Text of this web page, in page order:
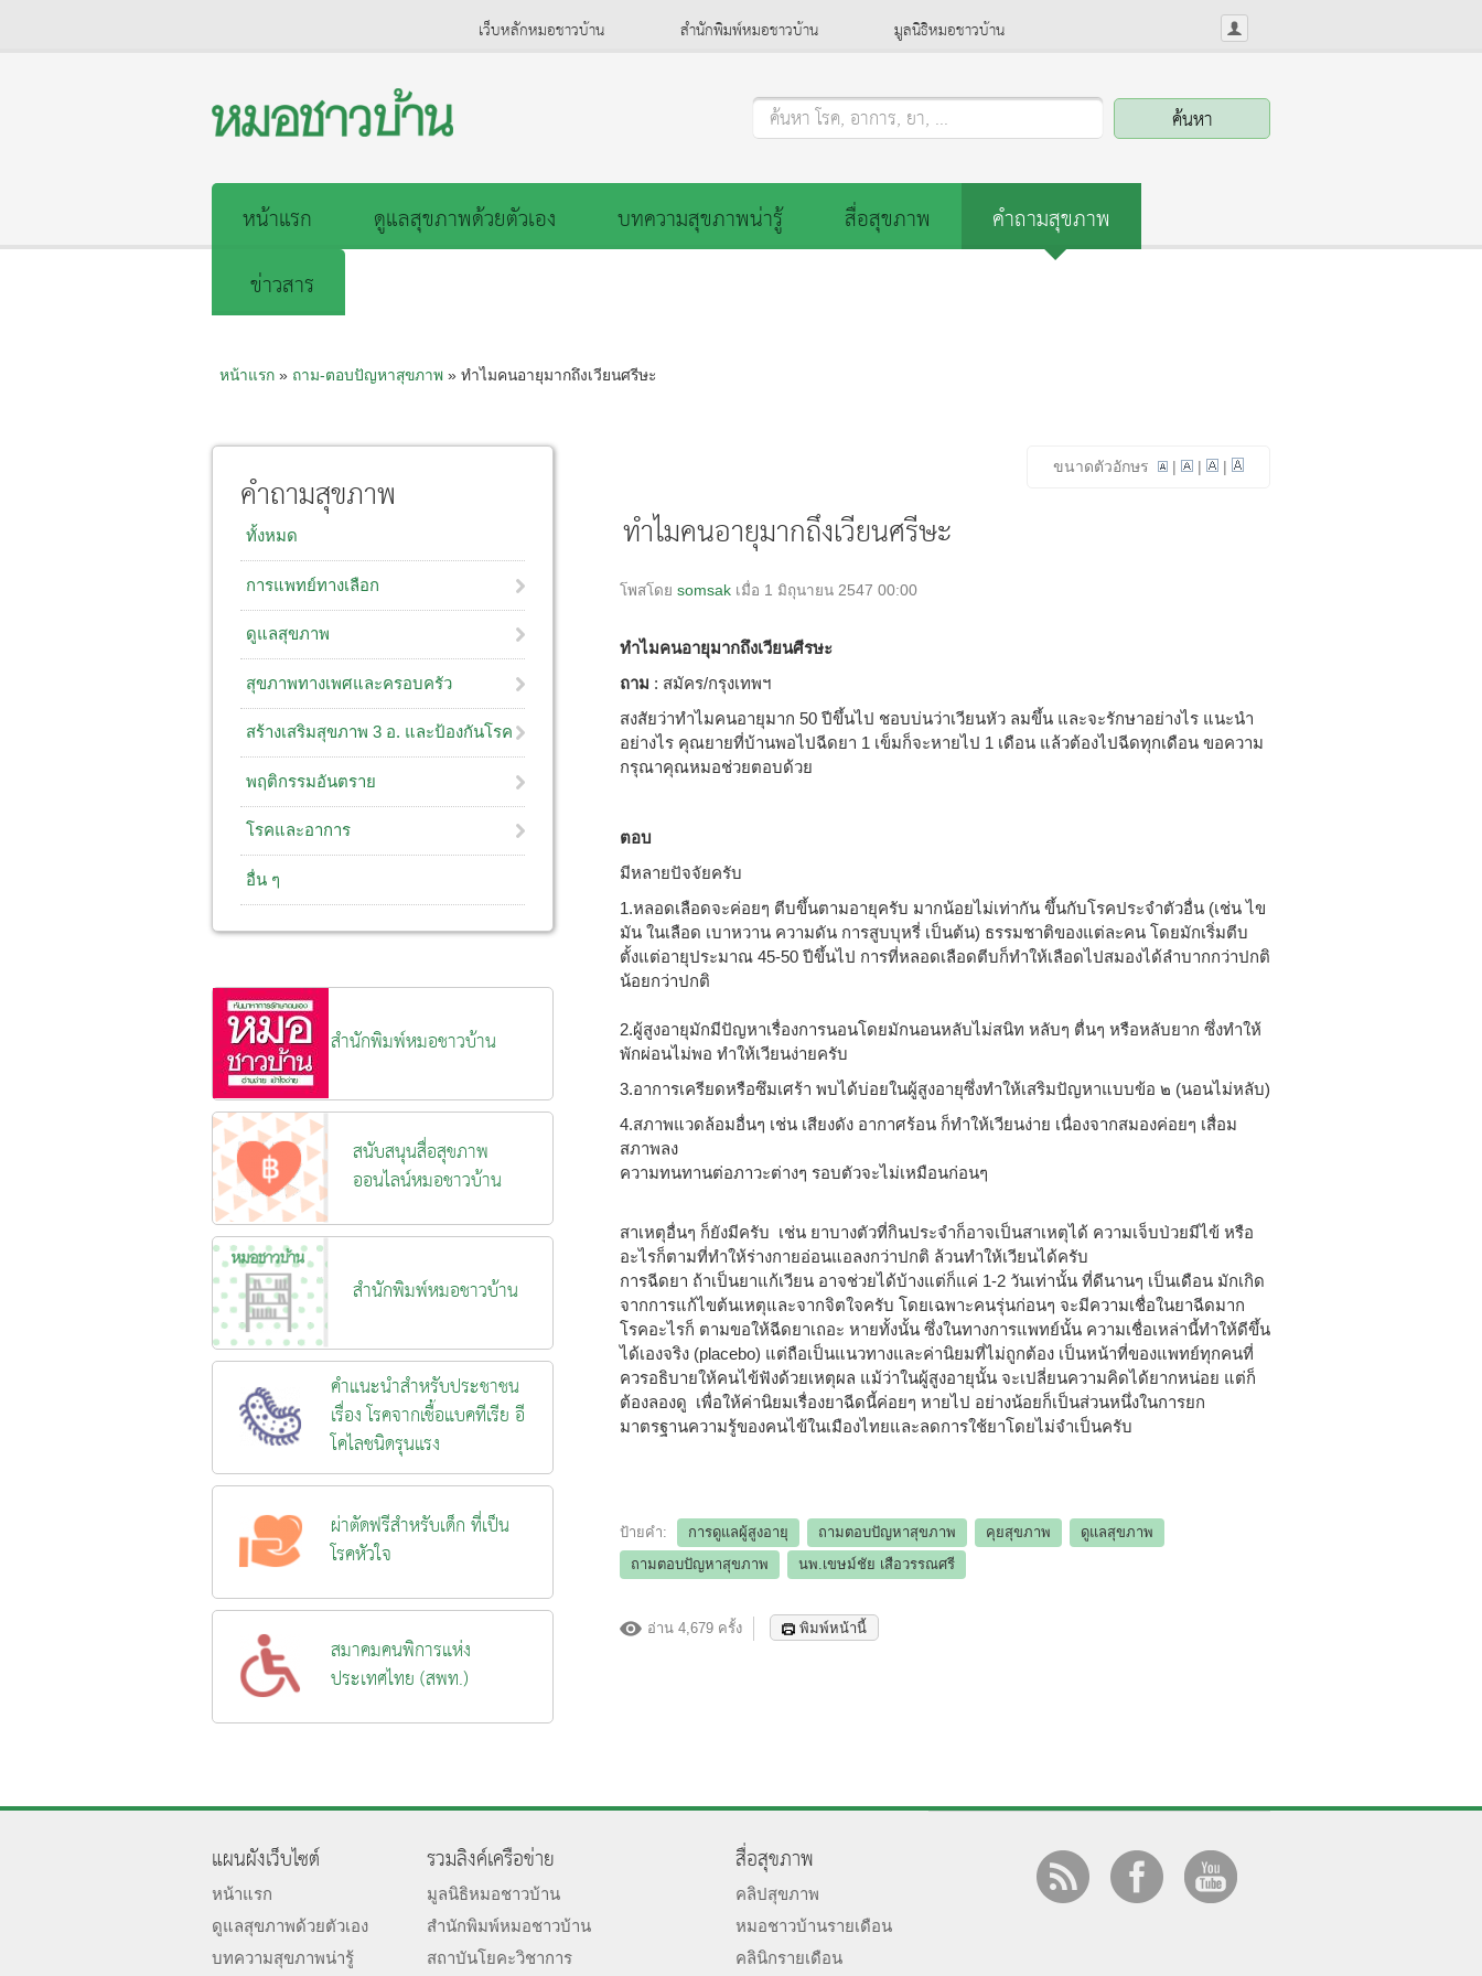
เว็บหลักหมอชาวบ้าน สำนักพิมพ์หมอชาวบ้าน มูลนิธิหมอชาวบ้าน
ค้นหา โรค, อาการ, ยา, ...
หน้าแรก ดูแลสุขภาพด้วยตัวเอง บทความสุขภาพน่ารู้ สื่อสุขภาพ
คำถามสุขภาพ
ข่าวสาร
หน้าแรก» ถาม-ตอบปัญหาสุขภาพ» ทำไมคนอายุมากถึงเวียนศรีษะ
ขนาดตัวอักษร | | |
ทำไมคนอายุมากถึงเวียนศรีษะ
โพสโดย somsak เมื่อ 1 มิถุนายน 2547 00:00
ทำไมคนอายุมากถึงเวียนศีรษะ
ถาม : สมัคร/กรุงเทพฯ
สงสัยว่าทำไมคนอายุมาก 50 ปีขึ้นไป ชอบบ่นว่าเวียนหัว ลมขึ้น และจะรักษาอย่างไร แนะนำ
อย่างไร คุณยายที่บ้านพอไปฉีดยา 1 เข็มก็จะหายไป 1 เดือน แล้วต้องไปฉีดทุกเดือน ขอความ
กรุณาคุณหมอช่วยตอบด้วย
ตอบ
มีหลายปัจจัยครับ
1.หลอดเลือดจะค่อยๆ ตีบขึ้นตามอายุครับ มากน้อยไม่เท่ากัน ขึ้นกับโรคประจำตัวอื่น (เช่น ไข
มัน ในเลือด เบาหวาน ความดัน การสูบบุหรี่ เป็นต้น) ธรรมชาติของแต่ละคน โดยมักเริ่มตีบ
ตั้งแต่อายุประมาณ 45-50 ปีขึ้นไป การที่หลอดเลือดตีบก็ทำให้เลือดไปสมองได้ลำบากกว่าปกติ
น้อยกว่าปกติ
2.ผู้สูงอายุมักมีปัญหาเรื่องการนอนโดยมักนอนหลับไม่สนิท หลับๆ ตื่นๆ หรือหลับยาก ซึ่งทำให้
พักผ่อนไม่พอ ทำให้เวียนง่ายครับ
3.อาการเครียดหรือซึมเศร้า พบได้บ่อยในผู้สูงอายุซึ่งทำให้เสริมปัญหาแบบข้อ ๒ (นอนไม่หลับ)
4.สภาพแวดล้อมอื่นๆ เช่น เสียงดัง อากาศร้อน ก็ทำให้เวียนง่าย เนื่องจากสมองค่อยๆ เสื่อม
สภาพลง
ความทนทานต่อภาวะต่างๆ รอบตัวจะไม่เหมือนก่อนๆ
สาเหตุอื่นๆ ก็ยังมีครับ เช่น ยาบางตัวที่กินประจำก็อาจเป็นสาเหตุได้ ความเจ็บป่วยมีไข้ หรือ
อะไรก็ตามที่ทำให้ร่างกายอ่อนแอลงกว่าปกติ ล้วนทำให้เวียนได้ครับ
การฉีดยา ถ้าเป็นยาแก้เวียน อาจช่วยได้บ้างแต่ก็แค่ 1-2 วันเท่านั้น ที่ดีนานๆ เป็นเดือน มักเกิด
จากการแก้ไขต้นเหตุและจากจิตใจครับ โดยเฉพาะคนรุ่นก่อนๆ จะมีความเชื่อในยาฉีดมาก
โรคอะไรก็ ตามขอให้ฉีดยาเถอะ หายทั้งนั้น ซึ่งในทางการแพทย์นั้น ความเชื่อเหล่านี้ทำให้ดีขึ้น
ได้เองจริง (placebo) แต่ถือเป็นแนวทางและค่านิยมที่ไม่ถูกต้อง เป็นหน้าที่ของแพทย์ทุกคนที่
ควรอธิบายให้คนไข้ฟังด้วยเหตุผล แม้ว่าในผู้สูงอายุนั้น จะเปลี่ยนความคิดได้ยากหน่อย แต่ก็
ต้องลองดู เพื่อให้ค่านิยมเรื่องยาฉีดนี้ค่อยๆ หายไป อย่างน้อยก็เป็นส่วนหนึ่งในการยก
มาตรฐานความรู้ของคนไข้ในเมืองไทยและลดการใช้ยาโดยไม่จำเป็นครับ
ป้ายคำ: การดูแลผู้สูงอายุ ถามตอบปัญหาสุขภาพ คุยสุขภาพ
ดูแลสุขภาพ
ถามตอบปัญหาสุขภาพ
นพ.เขษม์ชัย เสือวรรณศรี
อ่าน 4,679 ครั้ง พิมพ์หน้านี้
คำถามสุขภาพ
ทั้งหมด
การแพทย์ทางเลือก
ดูแลสุขภาพ
สุขภาพทางเพศและครอบครัว
สร้างเสริมสุขภาพ 3 อ. และป้องกันโรค
พฤติกรรมอันตราย
โรคและอาการ
อื่น ๆ
สำนักพิมพ์หมอชาวบ้าน
สนับสนุนสื่อสุขภาพ
ออนไลน์หมอชาวบ้าน
สำนักพิมพ์หมอชาวบ้าน
คำแนะนำสำหรับประชาชน
เรื่อง โรคจากเชื้อแบคทีเรีย อี
โคไลชนิดรุนแรง
ผ่าตัดฟรีสำหรับเด็ก ที่เป็น
โรคหัวใจ
สมาคมคนพิการแห่ง
ประเทศไทย (สพท.)
แผนผังเว็บไซต์
หน้าแรก
ดูแลสุขภาพด้วยตัวเอง
บทความสุขภาพน่ารู้
รวมลิงค์เครือข่าย
มูลนิธิหมอชาวบ้าน
สำนักพิมพ์หมอชาวบ้าน
สถาบันโยคะวิชาการ
สื่อสุขภาพ
คลิปสุขภาพ
หมอชาวบ้านรายเดือน
คลินิกรายเดือน